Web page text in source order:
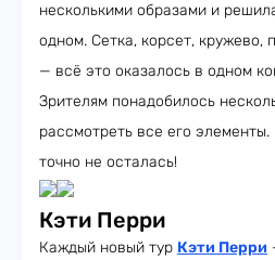
несколькими образами и
одном. Сетка, корсет, кружево,
— всё это оказалось в одном
Зрителям понадобилось
рассмотреть все его
точно не осталась!
Кэти Перри
Каждый новый тур Кэти Перри